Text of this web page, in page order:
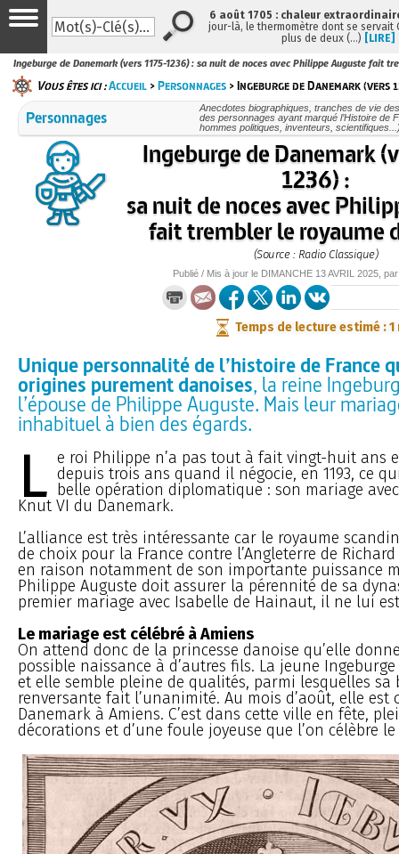
Ingeburge de Danemark (vers 1175-1236) : sa nuit de noces avec Philippe Auguste fait
Vous êtes ici :Accueil >Personnages > Ingeburge de Danemark (vers
Personnages
Anecdotes biographiques, tranches de vie
des personnages ayant marqué l’Histoire de
hommes politiques, inventeurs,
Ingeburge de Danemark
1236) :
sa nuit de noces avec
fait trembler le royaume
(Source : Radio Classique)
Publié / Mis à jour le DIMANCHE 13 AVRIL 2025 ,
Temps de lecture estimé : 1
Unique personnalité de l’histoire de France
origines purement danoises, la reine
l’épouse de Philippe Auguste. Mais leur
inhabituel à bien des égards.
L e roi Philippe n’a pas tout à fait vingt-huit ans
depuis trois ans quand il négocie, en 1193, ce
belle opération diplomatique : son mariage
Knut VI du Danemark.
L’alliance est très intéressante car le royaume
de choix pour la France contre l’Angleterre de
en raison notamment de son importante puissance
Philippe Auguste doit assurer la pérennité de sa
premier mariage avec Isabelle de Hainaut, il ne lui
Le mariage est célébré à Amiens
On attend donc de la princesse danoise qu’elle
possible naissance à d’autres fils. La jeune
et elle semble pleine de qualités, parmi lesquelles sa
renversante fait l’unanimité. Au mois d’août, elle est
Danemark à Amiens. C’est dans cette ville en fête,
décorations et d’une foule joyeuse que l’on célèbre
6 août 1705 : chaleur
jour-là, le thermomètre dont se servait
plus de deux (…) [LIRE]